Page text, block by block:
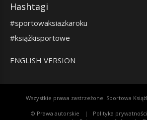
Hashtagi
#sportowaksiazkaroku
#książkisportowe
ENGLISH VERSION
Wszystkie prawa zastrzeżone. Sportowa
© Prawa autorskie Polityka prywatności